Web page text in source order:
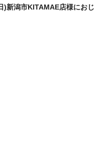
)新潟市KITAMAE店様におじ